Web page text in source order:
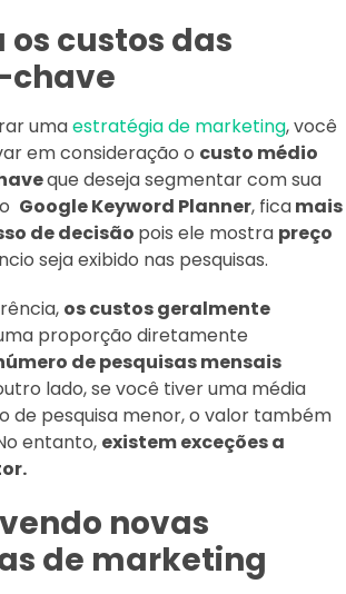
os custos das
chave
umaestratégia de marketing, você
em consideração o custo médio
que deseja segmentar com sua
Google Keyword Planner, ficamais
de decisão pois ele mostra preço
seja exibido nas pesquisas.
os custos geralmente
proporção diretamente
de pesquisas mensais
lado, se você tiver uma média
de pesquisa menor, o valor também
entanto, existem exceções a
novas
de marketing